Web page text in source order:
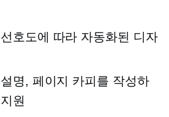
호도에 따라 자동화된 디자
명, 페이지 카피를 작성하
원